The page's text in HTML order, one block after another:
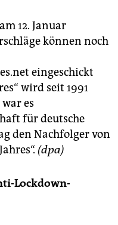
12. Januar
können noch
eingeschickt
wird seit 1991
es
für deutsche
den Nachfolger von
(dpa)
Lockdown-